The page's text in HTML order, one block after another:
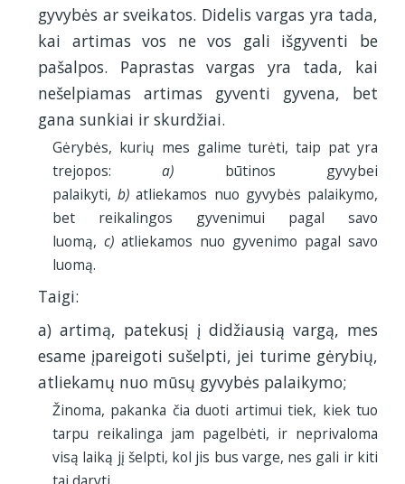
gyvybės ar sveikatos. Didelis vargas yra tada,
kai artimas vos ne vos gali išgyventi be
pašalpos. Paprastas vargas yra tada, kai
nešelpiamas artimas gyventi gyvena, bet
gana sunkiai ir skurdžiai.
Gėrybės, kurių mes galime turėti, taip pat yra
trejopos:a) būtinos gyvybei
palaikyti,b)atliekamos nuo gyvybės palaikymo,
bet reikalingos gyvenimui pagal savo
luomą, c) atliekamos nuo gyvenimo pagal savo
luomą.
Taigi:
a) artimą, patekusį į didžiausią vargą, mes
esame įpareigoti sušelpti, jei turime gėrybių,
atliekamų nuo mūsų gyvybės palaikymo;
Žinoma, pakanka čia duoti artimui tiek, kiek tuo
tarpu reikalinga jam pagelbėti, ir neprivaloma
visą laiką jį šelpti, kol jis bus varge, nes gali ir kiti